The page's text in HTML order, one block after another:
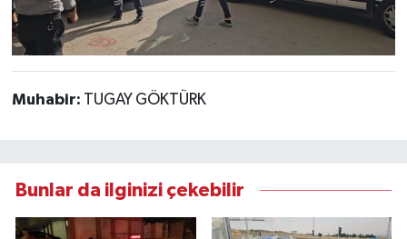
Muhabir: TUGAY GÖKTÜRK
Bunlar da ilginizi çekebilir